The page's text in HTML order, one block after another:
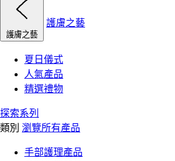
護膚之藝
護膚之藝
夏日儀式
人氣產品
精選禮物
探索系列
類別 瀏覽所有產品
手部護理產品